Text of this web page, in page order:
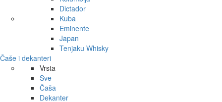
Dictador
Kuba
Eminente
Japan
Tenjaku Whisky
Čaše i dekanteri
Vrsta
Sve
Čaša
Dekanter